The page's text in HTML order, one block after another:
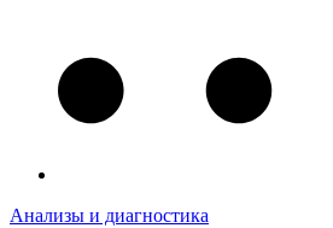
Анализы и диагностика